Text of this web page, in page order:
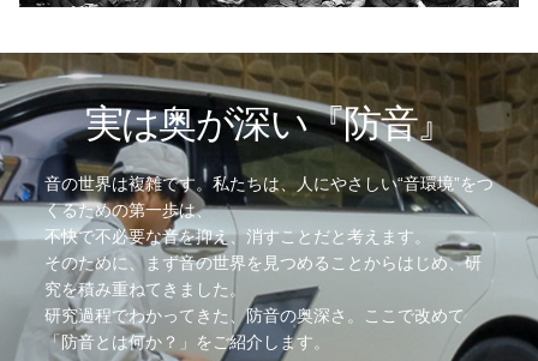
実は奥が深い『防音』
音の世界は複雑です。私たちは、人にやさしい“音環境”をつ
くるための第一歩は、
不快で不必要な音を抑え、消すことだと考えます。
そのために、まず音の世界を見つめることからはじめ、研
究を積み重ねてきました。
研究過程でわかってきた、防音の奥深さ。ここで改めて
「防音とは何か？」をご紹介します。